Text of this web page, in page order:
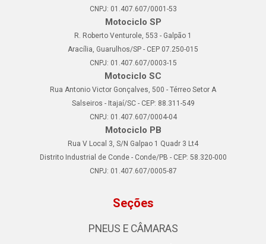
CNPJ: 01.407.607/0001-53
Motociclo SP
R. Roberto Venturole, 553 - Galpão 1
Aracília, Guarulhos/SP - CEP 07.250-015
CNPJ: 01.407.607/0003-15
Motociclo SC
Rua Antonio Victor Gonçalves, 500 - Térreo Setor A
Salseiros - Itajaí/SC - CEP: 88.311-549
CNPJ: 01.407.607/0004-04
Motociclo PB
Rua V Local 3, S/N Galpao 1 Quadr 3 Lt4
Distrito Industrial de Conde - Conde/PB - CEP: 58.320-000
CNPJ: 01.407.607/0005-87
Seções
PNEUS E CÂMARAS